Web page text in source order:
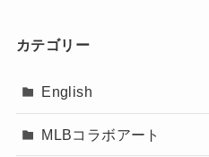
カテゴリー
English
MLBコラボアート